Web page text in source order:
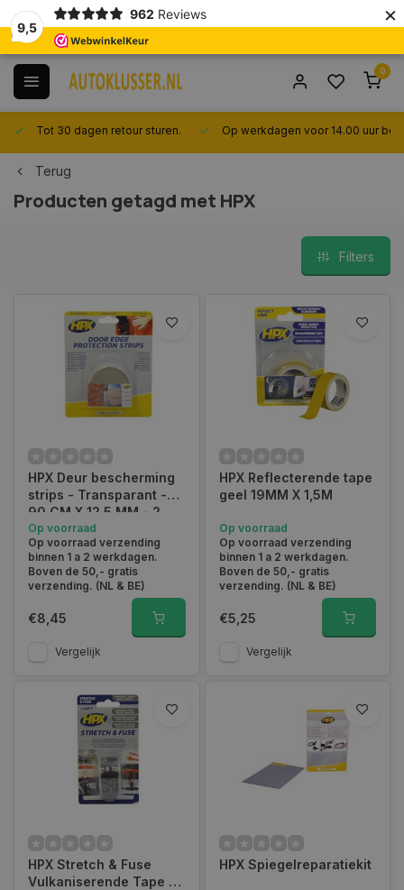
9,5
962 Reviews ×
0
Tot 30 dagen retour sturen. Op werkdagen voor 14.00 uur
Terug
Producten getagd met HPX
Filters
HPX Deur bescherming
strips - Transparant -
90 CM X 12.5 MM - 2
stuks
Op voorraad
Op voorraad verzending
binnen 1 a 2 werkdagen.
Boven de 50,- gratis
verzending. (NL & BE)
€8,45
Vergelijk
HPX Reflecterende tape
geel 19MM X 1,5M
Op voorraad
Op voorraad verzending
binnen 1 a 2 werkdagen.
Boven de 50,- gratis
verzending. (NL & BE)
€5,25
Vergelijk
HPX Stretch & Fuse
Vulkaniserende Tape -
HPX Spiegelreparatiekit